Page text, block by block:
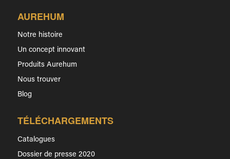
AUREHUM
Notre histoire
Un concept innovant
Produits Aurehum
Nous trouver
Blog
TÉLÉCHARGEMENTS
Catalogues
Dossier de presse 2020